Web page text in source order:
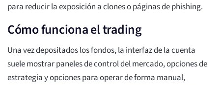
para reducir la exposición a clones o páginas de phishing.
Cómo funciona el trading
Una vez depositados los fondos, la interfaz de la cuenta
suele mostrar paneles de control del mercado, opciones de
estrategia y opciones para operar de forma manual,